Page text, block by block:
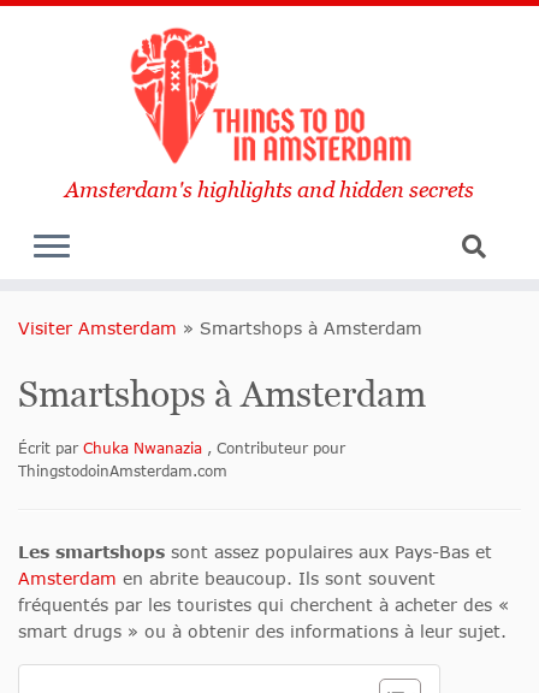
Amsterdam's highlights and hidden secrets
Visiter Amsterdam » Smartshops à Amsterdam
Smartshops à Amsterdam
Écrit par Chuka Nwanazia , Contributeur pour
ThingstodoinAmsterdam.com
Les smartshops sont assez populaires aux Pays-Bas et
Amsterdam en abrite beaucoup. Ils sont souvent
fréquentés par les touristes qui cherchent à acheter des «
smart drugs » ou à obtenir des informations à leur sujet.